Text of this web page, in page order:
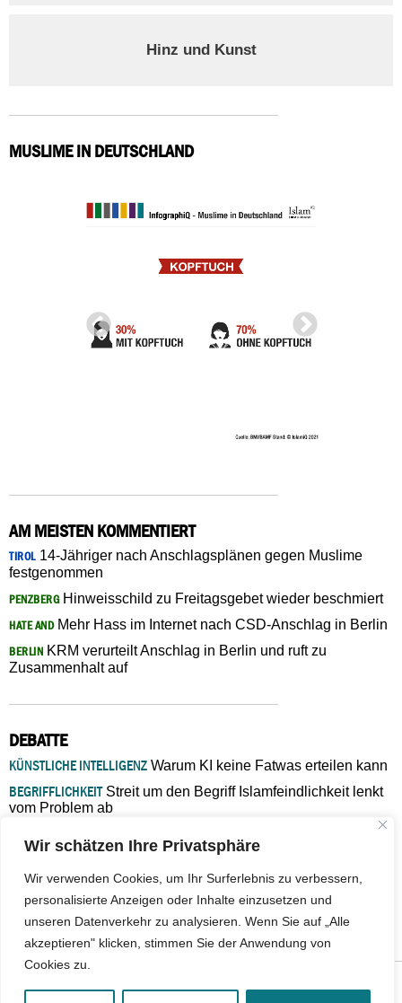
Wir schätzen Ihre Privatsphäre
Wir verwenden Cookies, um Ihr Surferlebnis zu verbessern,
personalisierte Anzeigen oder Inhalte einzusetzen und
unseren Datenverkehr zu analysieren. Wenn Sie auf „Alle
akzeptieren" klicken, stimmen Sie der Anwendung von
Cookies zu.
Hinz und Kunst
MUSLIME IN DEUTSCHLAND
AM MEISTEN KOMMENTIERT
TIROL14-Jähriger nach Anschlagsplänen gegen Muslime
festgenommen
PENZBERGHinweisschild zu Freitagsgebet wieder beschmiert
HATE ANDMehr Hass im Internet nach CSD-Anschlag in Berlin
BERLIN KRM verurteilt Anschlag in Berlin und ruft zu
Zusammenhalt auf
DEBATTE
KÜNSTLICHE INTELLIGENZ Warum KI keine Fatwas erteilen kann
BEGRIFFLICHKEITStreit um den Begriff Islamfeindlichkeit lenkt
vom Problem ab
Verantwortung bleibt“
ISLAMISCHE FAKULTÄT IN MÜNSTEREine kritische Schwelle für
die deutsche Religionspolitik
GASTBEITRAGWarum die muslimische Welt eine neue